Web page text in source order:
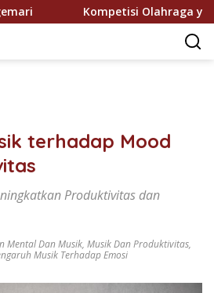
Kompetisi Olahraga yang
terhadap Mood
Produktivitas dan
Mental Dan Musik, Musik Dan Produktivitas,
Musik Terhadap Emosi